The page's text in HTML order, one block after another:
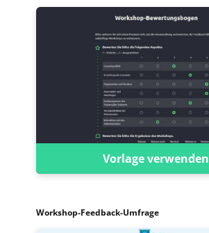
Vorlage verwenden
Workshop-Feedback-Umfrage